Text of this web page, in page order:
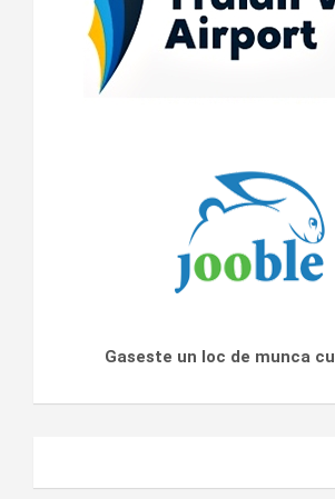
Gaseste un loc de munca cu